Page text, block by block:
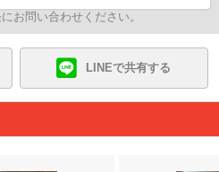
お問い合わせください。
LINEで共有する